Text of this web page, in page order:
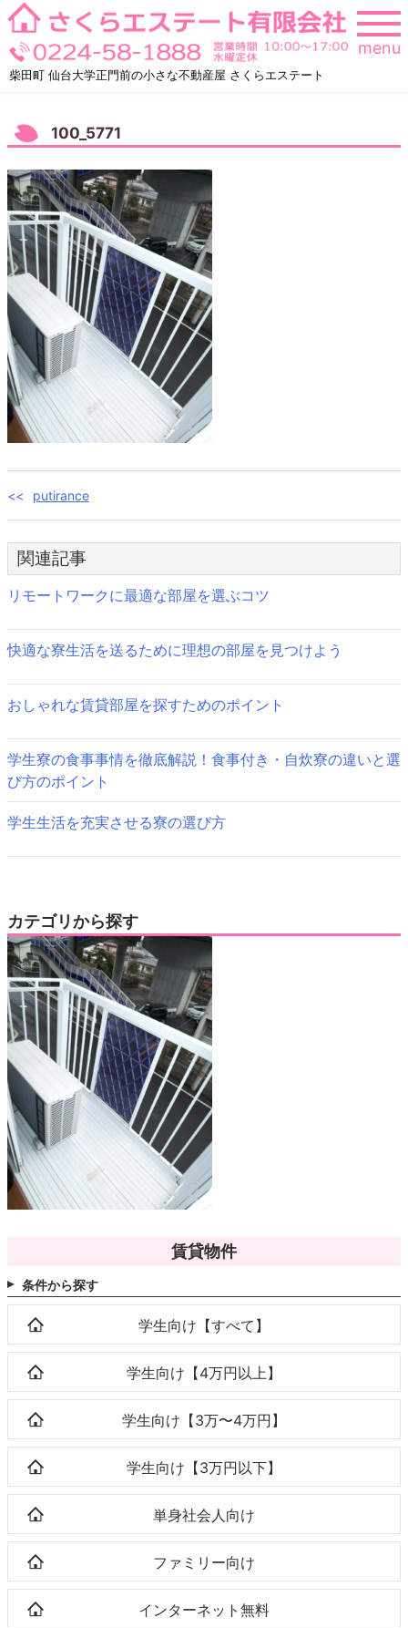
Skip
to
content
柴田町 仙台大学正門前の小さな不動産屋 さくらエステート
menu
100_5771
投
ナ
ビ
ゲ
ー
シ
ン
putirance
関連記事
リモートワークに最適な部屋を選ぶコツ
快適な寮生活を送るために理想の部屋を見つけよう
おしゃれな賃貸部屋を探すためのポイント
学生寮の食事事情を徹底解説！食事付き・自炊寮の違いと選
び方のポイント
学生生活を充実させる寮の選び方
カテゴリから探す
賃貸物件
条件から探す
学生向け【すべて】
学生向け【4万円以上】
学生向け【3万〜4万円】
学生向け【3万円以下】
単身社会人向け
ファミリー向け
インターネット無料